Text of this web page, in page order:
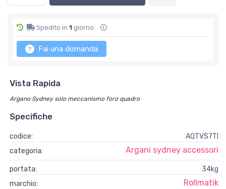
Spedito in 1 giorno
Fai una domanda
Vista Rapida
Argano Sydney solo meccanismo foro quadro
Specifiche
codice:
AQTVS7TI
categoria:
Argani sydney accessori
portata:
34kg
marchio:
Rollmatik